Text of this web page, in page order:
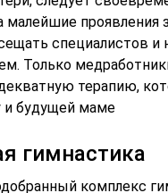
принципах йоги,
усилий. При
снимается
Выполнять все